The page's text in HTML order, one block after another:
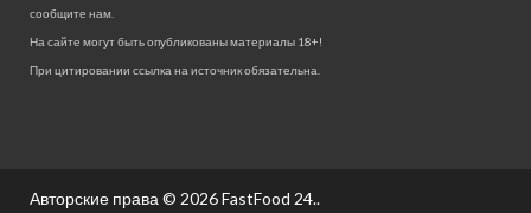
сообщите нам.
На сайте могут быть опубликованы материалы 18+!
При цитировании ссылка на источник обязательна.
Авторские права © 2026FastFood 24..